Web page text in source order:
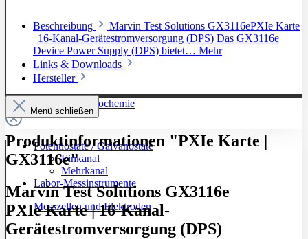
Zur Kategorie: Elektrochemie
Potentiostate / Galvanostate
Einkanal
Mehrkanal
Labor-Messinstrumente
Messzellen und Elektroden
Beschreibung
Marvin Test Solutions GX3116ePXIe Karte
| 16-Kanal-Gerätestromversorgung (DPS) Das GX3116e
Device Power Supply (DPS) bietet… Mehr
Links & Downloads
Hersteller
Menü schließen
Produktinformationen "PXIe Karte |
GX3116e"
Marvin Test Solutions GX3116e
PXIe Karte | 16-Kanal-
Gerätestromversorgung (DPS)